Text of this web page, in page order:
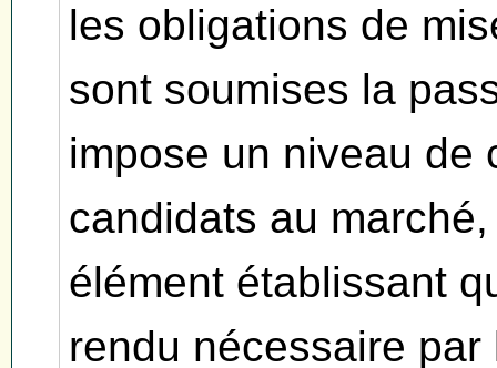
les obligations de
sont soumises la
impose un niveau de
candidats au
élément établissant
rendu nécessaire